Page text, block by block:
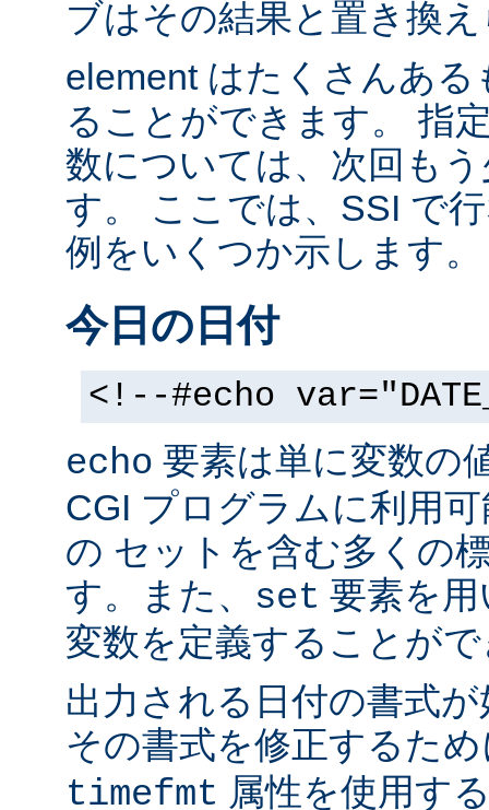
ブはその結果と置き換
element はたくさんあ
ることができます。 指
数については、次回も
す。 ここでは、SSI で
例をいくつか示します。
今日の日付
<!--#echo
echo 要素は単に変数の
CGI プログラムに利用
の セットを含む多くの
す。また、 set 要素を
変数を定義することが
出力される日付の書式
その書式を修正するた
timefmt 属性を使用す